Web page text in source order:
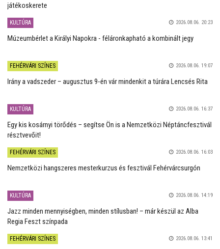
játékoskerete
KULTÚRA 2026.08.06. 20:23
Múzeumbérlet a Királyi Napokra - féláronkapható a kombinált jegy
FEHÉRVÁRI SZÍNES 2026.08.06. 19:07
Irány a vadszeder – augusztus 9-én vár mindenkit a túrára Lencsés Rita
KULTÚRA 2026.08.06. 16:37
Egy kis kosárnyi törődés – segítse Ön is a Nemzetközi Néptáncfesztivál
résztvevőit!
FEHÉRVÁRI SZÍNES 2026.08.06. 16:03
Nemzetközi hangszeres mesterkurzus és fesztivál Fehérvárcsurgón
KULTÚRA 2026.08.06. 14:19
Jazz minden mennyiségben, minden stílusban! – már készül az Alba
Regia Feszt színpada
FEHÉRVÁRI SZÍNES 2026.08.06. 13:41